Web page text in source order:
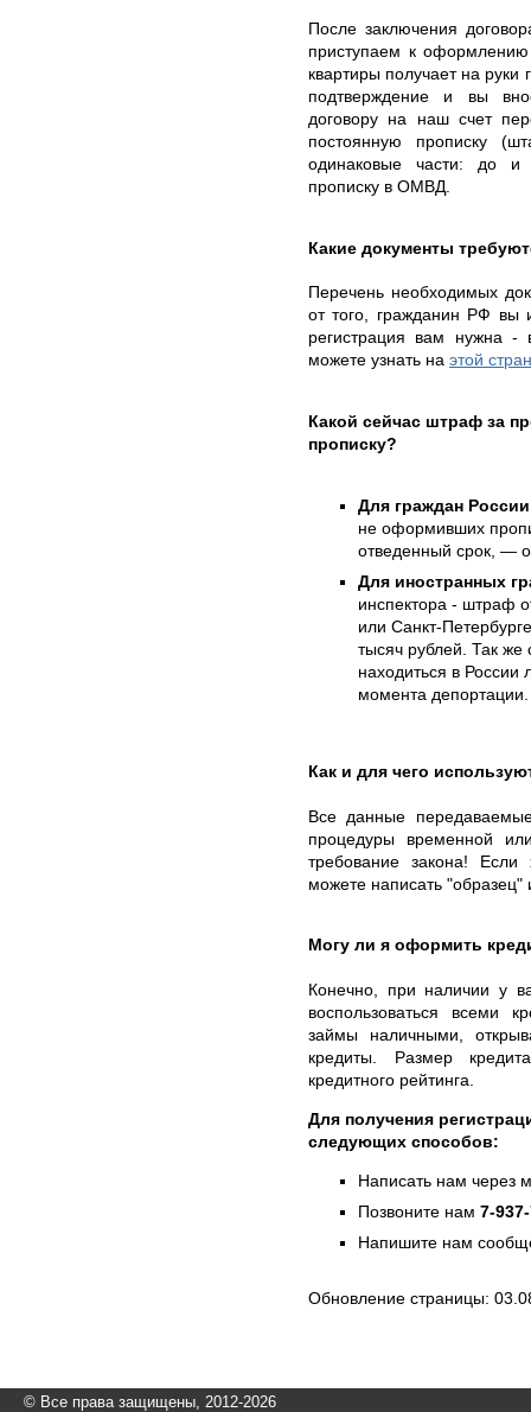
После заключения
приступаем к оформлению
квартиры получает на
подтверждение и вы
договору на наш счет
постоянную прописку
одинаковые части: до и
прописку в ОМВД.
Какие документы
Перечень необходимых
от того, гражданин РФ вы
регистрация вам нужна -
можете узнать на этой
Какой сейчас штраф за
прописку?
Для граждан России
не оформивших
отведенный срок, —
Для иностранных
инспектора - штраф
или Санкт-
тысяч рублей. Так же
находиться в России
момента депортации.
Как и для чего
Все данные
процедуры временной
требование закона!
можете написать "образец"
Могу ли я оформить
Конечно, при наличии у
воспользоваться всеми
займы наличными,
кредиты. Размер
кредитного рейтинга.
Для получения
следующих способов:
Написать нам через
Позвоните нам 7-
Напишите нам
Обновление страницы:
© Все права защищены, 2012-2026